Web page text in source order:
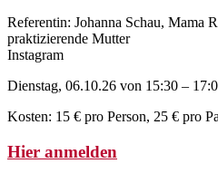
Referentin: Johanna Schau, Mama
praktizierende Mutter
Instagram
Dienstag, 06.10.26 von 15:30 –
Kosten: 15 € pro Person, 25 € pro
Hier anmelden